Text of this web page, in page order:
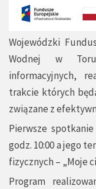
Wojewódzki
Wodnej w
informacyjnych,
trakcie których
związane z
Pierwsze
godz. 10:00 a jego
fizycznych – „Moje
Program